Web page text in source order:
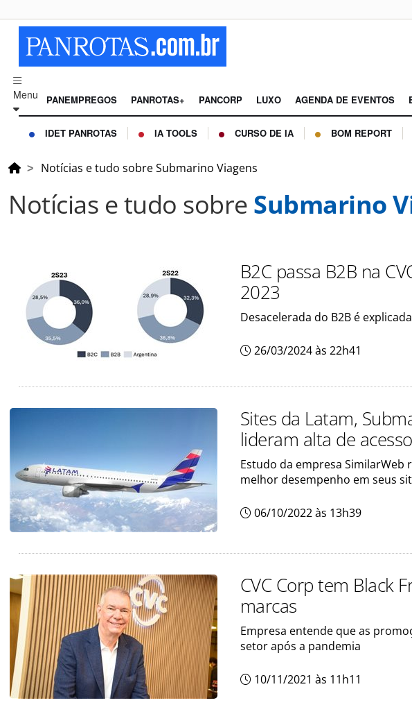
Menu PANEMPREGOS PANROTAS+ PANCORP LUXO AGENDA DE EVENTOS
IDET PANROTAS IA TOOLS CURSO DE IA BOM REPORT
Notícias e tudo sobre Submarino Viagens
Notícias e tudo sobre Submarino
B2C passa B2B na
2023
Desacelerada do B2B é
26/03/2024 às 22h41
Sites da Latam,
lideram alta de
Estudo da empresa
melhor desempenho em seus
06/10/2022 às 13h39
CVC Corp tem Black
marcas
Empresa entende que as
setor após a pandemia
10/11/2021 às 11h11